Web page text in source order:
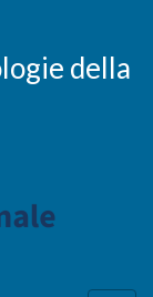
della